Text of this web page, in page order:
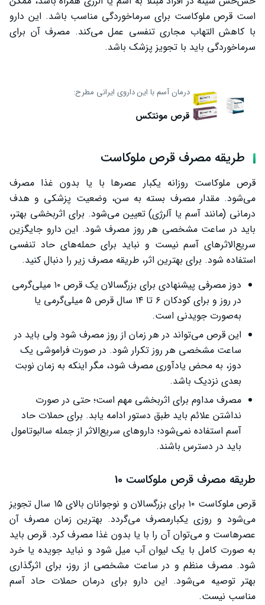
است قرص ملوکاست برای سرماخوردگی مناسب باشد. این دارو
با کاهش التهاب مجاری تنفسی عمل می‌کند. مصرف آن برای
سرماخوردگی باید با تجویز پزشک باشد.
درمان آسم با این داروی ایرانی مطرح:
قرص مونتکس
طریقه مصرف قرص ملوکاست
قرص ملوکاست روزانه یکبار عصرها با یا بدون غذا مصرف
می‌شود. مقدار مصرف بسته به سن، وضعیت پزشکی و هدف
درمانی (مانند آسم یا آلرژی) تعیین می‌شود. برای اثربخشی بهتر،
باید در ساعت مشخصی هر روز مصرف شود. این دارو جایگزین
سریع‌الاثرهای آسم نیست و نباید برای حمله‌های حاد تنفسی
استفاده شود. برای بهترین اثر، طریقه مصرف زیر را دنبال کنید.
دوز مصرفی پیشنهادی برای بزرگسالان یک قرص ۱۰ میلی‌گرمی
در روز و برای کودکان ۶ تا ۱۴ سال قرص ۵ میلی‌گرمی یا
به‌صورت جویدنی است.
این قرص می‌تواند در هر زمان از روز مصرف شود ولی باید در
ساعت مشخصی هر روز تکرار شود. در صورت فراموشی یک
دوز، به محض یادآوری مصرف شود، مگر اینکه به زمان نوبت
بعدی نزدیک باشد.
مصرف مداوم برای اثربخشی مهم است؛ حتی در صورت
نداشتن علائم باید طبق دستور ادامه یابد. برای حملات حاد
آسم استفاده نمی‌شود؛ داروهای سریع‌الاثر از جمله سالبوتامول
باید در دسترس باشند.
طریقه مصرف قرص ملوکاست 10
قرص ملوکاست ۱۰ برای بزرگسالان و نوجوانان بالای ۱۵ سال تجویز
می‌شود و روزی یکبارمصرف می‌گردد. بهترین زمان مصرف آن
عصرهاست و می‌توان آن را با یا بدون غذا مصرف کرد. قرص باید
به صورت کامل با یک لیوان آب میل شود و نباید جویده یا خرد
شود. مصرف منظم و در ساعت مشخصی از روز، برای اثرگذاری
بهتر توصیه می‌شود. این دارو برای درمان حملات حاد آسم
مناسب نیست.